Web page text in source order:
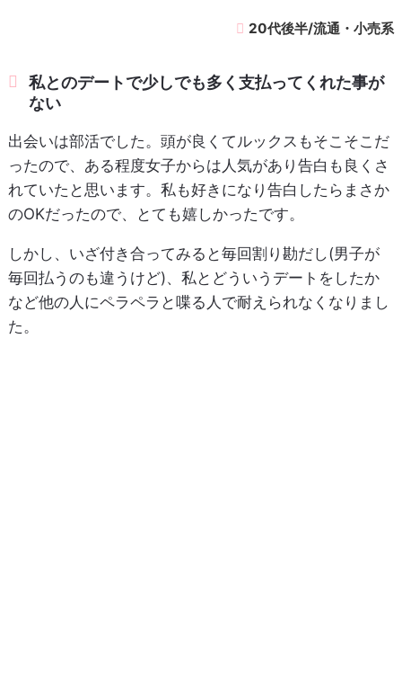
20代後半/流通・小売系
私とのデートで少しでも多く支払ってくれた事が
ない
出会いは部活でした。頭が良くてルックスもそこそこだ
ったので、ある程度女子からは人気があり告白も良くさ
れていたと思います。私も好きになり告白したらまさか
のOKだったので、とても嬉しかったです。
しかし、いざ付き合ってみると毎回割り勘だし(男子が
毎回払うのも違うけど)、私とどういうデートをしたか
など他の人にペラペラと喋る人で耐えられなくなりまし
た。